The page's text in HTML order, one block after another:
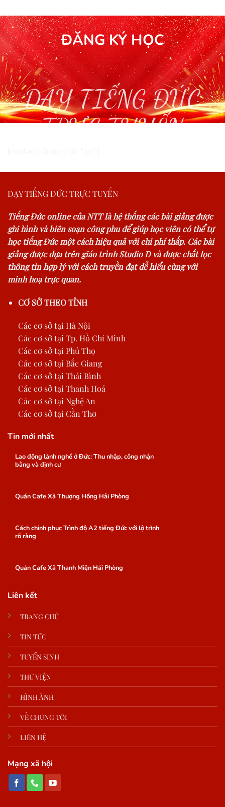
ĐĂNG KÝ HỌC
DẠY TIẾNG ĐỨC
TRỰC TUYẾN
DẠY TIẾNG ĐỨC TRỰC TUYẾN
Tiếng Đức online của NTT là hệ thống các bài giảng được
ghi hình và biên soạn công phu để giúp học viên có thể tự
học tiếng Đức một cách hiệu quả với chi phí thấp. Các bài
giảng được dựa trên giáo trình Studio D và được chắt lọc
thông tin hợp lý với cách truyền đạt dễ hiểu cùng với
minh hoạ trực quan.
CƠ SỞ THEO TỈNH
Các cơ sở tại Hà Nội
Các cơ sở tại Tp. Hồ Chí Minh
Các cơ sở tại Phú Thọ
Các cơ sở tại Bắc Giang
Các cơ sở tại Thái Bình
Các cơ sở tại Thanh Hoá
Các cơ sở tại Nghệ An
Các cơ sở tại Cần Thơ
Tin mới nhất
Lao động lành nghề ở Đức: Thu nhập, công nhận
bằng và định cư
Quán Cafe Xã Thượng Hồng Hải Phòng
Cách chinh phục Trình độ A2 tiếng Đức với lộ trình
rõ ràng
Quán Cafe Xã Thanh Miện Hải Phòng
Liên kết
TRANG CHỦ
TIN TỨC
TUYỂN SINH
THƯ VIỆN
HÌNH ẢNH
VỀ CHÚNG TÔI
LIÊN HỆ
Mạng xã hội